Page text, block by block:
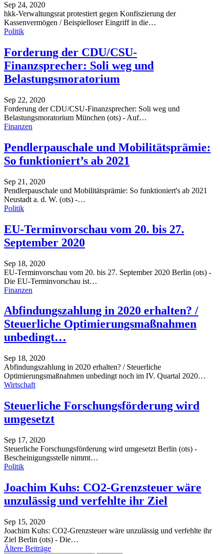
Sep 24, 2020
hkk-Verwaltungsrat protestiert gegen Konfiszierung der
Kassenvermögen / Beispielloser Eingriff in die…
Politik
Forderung der CDU/CSU-
Finanzsprecher: Soli weg und
Belastungsmoratorium
Sep 22, 2020
Forderung der CDU/CSU-Finanzsprecher: Soli weg und
Belastungsmoratorium München (ots) - Auf…
Finanzen
Pendlerpauschale und Mobilitätsprämie:
So funktioniert’s ab 2021
Sep 21, 2020
Pendlerpauschale und Mobilitätsprämie: So funktioniert's ab 2021
Neustadt a. d. W. (ots) -…
Politik
EU-Terminvorschau vom 20. bis 27.
September 2020
Sep 18, 2020
EU-Terminvorschau vom 20. bis 27. September 2020 Berlin (ots) -
Die EU-Terminvorschau ist…
Finanzen
Abfindungszahlung in 2020 erhalten? /
Steuerliche Optimierungsmaßnahmen
unbedingt…
Sep 18, 2020
Abfindungszahlung in 2020 erhalten? / Steuerliche
Optimierungsmaßnahmen unbedingt noch im IV. Quartal 2020…
Wirtschaft
Steuerliche Forschungsförderung wird
umgesetzt
Sep 17, 2020
Steuerliche Forschungsförderung wird umgesetzt Berlin (ots) -
Bescheinigungsstelle nimmt…
Politik
Joachim Kuhs: CO2-Grenzsteuer wäre
unzulässig und verfehlte ihr Ziel
Sep 15, 2020
Joachim Kuhs: CO2-Grenzsteuer wäre unzulässig und verfehlte ihr
Ziel Berlin (ots) - Die…
Ältere Beiträge